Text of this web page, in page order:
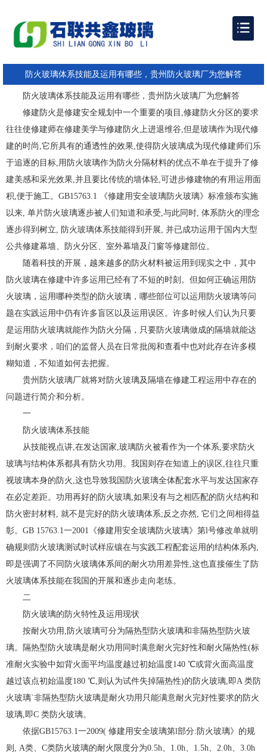
防火玻璃体系技能及运用有哪些，贵州防火玻璃厂为您解答
防火玻璃体系技能及运用有哪些，贵州防火玻璃厂为您解答
修建防火是修建安全规划中一个重要的项目,修建防火分区的要求
往往使修建师在修建美学与修建防火上进退维谷,但是玻璃作为现代修
建的时尚,它所具有的通透性的效果,使得防火玻璃成为现代修建师们乐
于追逐的目标,用防火玻璃作为防火分隔材料的优点不单在于提升了修
建美感和采光效果,并且要比传统的墙体轻,可进步修建物的有用运用面
积,便于施工。GB15763.1 《修建用安全玻璃防火玻璃》标准颁布实施
以来, 单片防火玻璃逐步被人们知道和承受,与此同时, 体系防火的理念
逐步得到树立, 防火玻璃体系技能得到开展, 并已成功运用于国内大型
公共修建幕墙、防火分区、室外幕墙及门窗等修建部位。
随着科技的开展，越来越多的防火材料被运用到现实之中，其中
防火玻璃在修建中许多运用已经有了不短的时刻。但如何正确运用防
火玻璃，运用哪种类型的防火玻璃，哪些部位可以运用防火玻璃等问
题在实践运用中仍有许多盲区以及运用误区。许多时候人们认为只要
是运用防火玻璃就能作为防火分隔，只要防火玻璃做成的隔墙就能达
到耐火要求，咱们的监督人员在日常批阅和查看中也对此存在许多模
糊知道，不知道如何去把握。
贵州防火玻璃厂就将对防火玻璃及隔墙在修建工程运用中存在的
问题进行简介和分析。
一
防火玻璃体系技能
从技能视点讲,在发达国家,玻璃防火被看作为一个体系,要求防火
玻璃与结构体系都具有防火功用。我国则存在知道上的误区,往往只重
视玻璃本身的防火,这也导致我国防火玻璃全体配套水平与发达国家存
在必定差距。功用再好的防火玻璃,如果没有与之相匹配的防火结构和
防火密封材料, 就不是完好的防火玻璃体系;反之亦然, 它们之间相得益
彰。GB 15763.1一2001《修建用安全玻璃防火玻璃》第l号修改单就明
确规则防火玻璃测试时试样应镶在与实践工程配套运用的结构体系内,
即是强调了不同防火玻璃体系间的耐火功用差异性,这也直接催生了防
火玻璃体系技能在我国的开展和逐步走向老练。
二
防火玻璃的防火特性及运用现状
按耐火功用,防火玻璃可分为隔热型防火玻璃和非隔热型防火玻
璃。隔热型防火玻璃是耐火功用同时满意耐火完好性和耐火隔热性(标
准耐火实验中如背火面平均温度越过初始温度140 ℃或背火面高温度
越过该点初始温度180 ℃,则认为试件失掉隔热性)的防火玻璃,即A 类防
火玻璃`非隔热型防火玻璃是耐火功用只能满意耐火完好性要求的防火
玻璃,即C 类防火玻璃。
依据GB15763.1一2009( 修建用安全玻璃第l部分:防火玻璃》的规
则, A类、C类防火玻璃的耐火限度分为0.5h、1.0h、1.5h、2.0h、3.0h